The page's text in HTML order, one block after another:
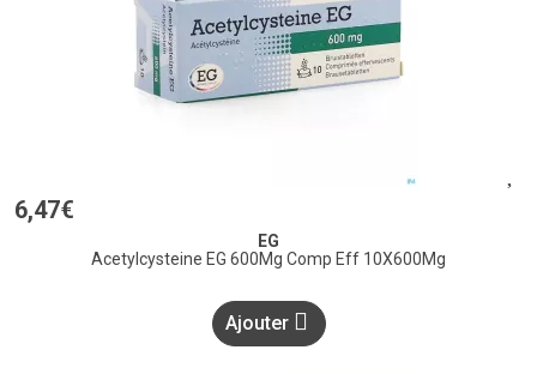
6,47€
EG
Acetylcysteine EG 600Mg Comp Eff 10X600Mg
Ajouter